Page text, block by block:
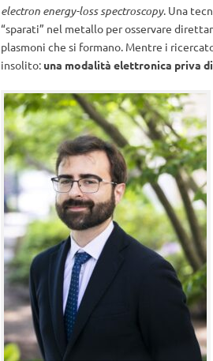
electron energy-loss spectroscopy. Una
“sparati” nel metallo per osservare
plasmoni che si formano. Mentre i
insolito: una modalità elettronica priva di